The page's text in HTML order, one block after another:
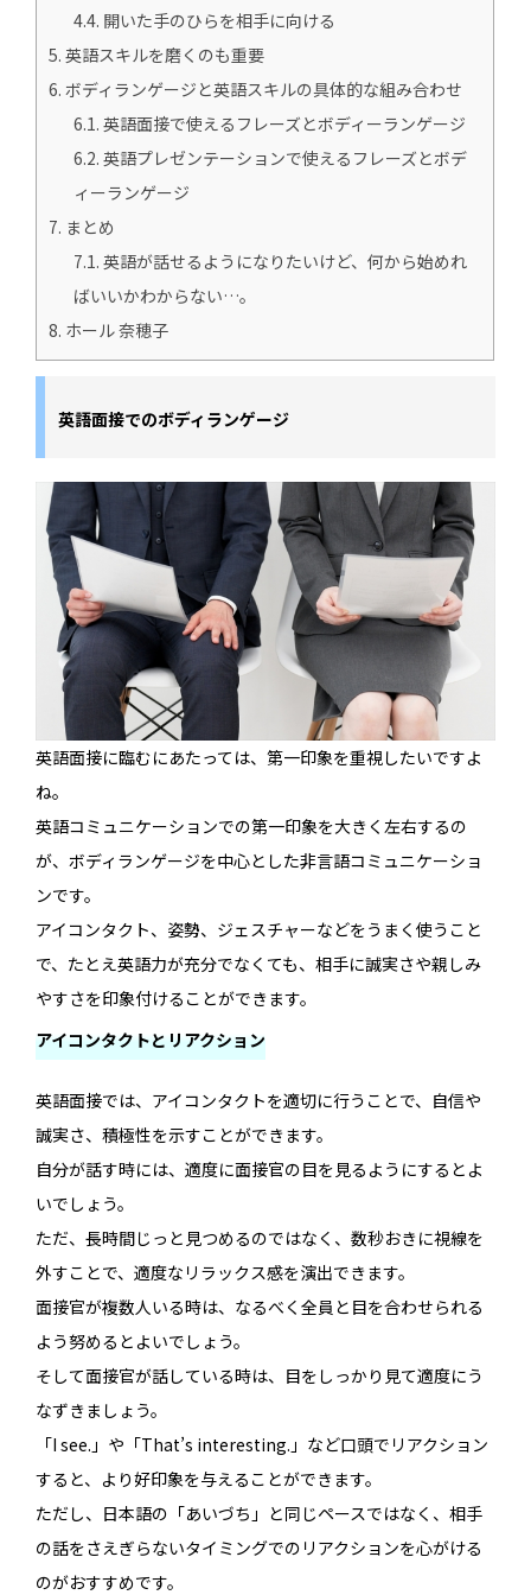
4.4. 開いた手のひらを相手に向ける
5. 英語スキルを磨くのも重要
6. ボディランゲージと英語スキルの具体的な組み合わせ
6.1. 英語面接で使えるフレーズとボディーランゲージ
6.2. 英語プレゼンテーションで使えるフレーズとボデ
ィーランゲージ
7. まとめ
7.1. 英語が話せるようになりたいけど、何から始めれ
ばいいかわからない…。
8. ホール 奈穂子
英語面接でのボディランゲージ
英語面接に臨むにあたっては、第一印象を重視したいですよ
ね。
英語コミュニケーションでの第一印象を大きく左右するの
が、ボディランゲージを中心とした非言語コミュニケーショ
ンです。
アイコンタクト、姿勢、ジェスチャーなどをうまく使うこと
で、たとえ英語力が充分でなくても、相手に誠実さや親しみ
やすさを印象付けることができます。
アイコンタクトとリアクション
英語面接では、アイコンタクトを適切に行うことで、自信や
誠実さ、積極性を示すことができます。
自分が話す時には、適度に面接官の目を見るようにするとよ
いでしょう。
ただ、長時間じっと見つめるのではなく、数秒おきに視線を
外すことで、適度なリラックス感を演出できます。
面接官が複数人いる時は、なるべく全員と目を合わせられる
よう努めるとよいでしょう。
そして面接官が話している時は、目をしっかり見て適度にう
なずきましょう。
「I see.」や「That’s interesting.」など口頭でリアクション
すると、より好印象を与えることができます。
ただし、日本語の「あいづち」と同じペースではなく、相手
の話をさえぎらないタイミングでのリアクションを心がける
のがおすすめです。